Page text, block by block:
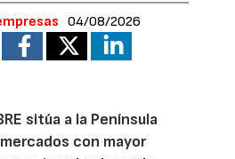
04/08/2026
sitúa a la Península
con mayor